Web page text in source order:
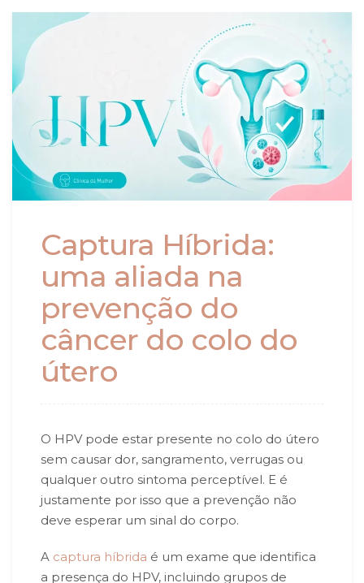
Captura Híbrida:
uma aliada na
prevenção do
câncer do colo do
útero
O HPV pode estar presente no colo do útero
sem causar dor, sangramento, verrugas ou
qualquer outro sintoma perceptível. E é
justamente por isso que a prevenção não
deve esperar um sinal do corpo.
A captura híbrida é um exame que identifica
a presença do HPV, incluindo grupos de